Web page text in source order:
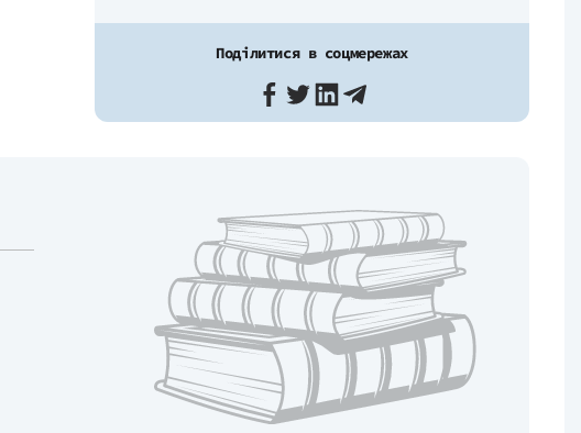
Поділитися в соцмережах